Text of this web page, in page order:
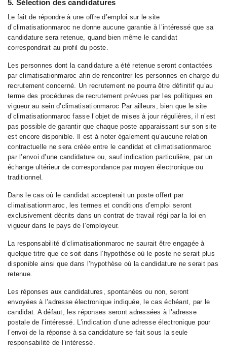
5. Sélection des candidatures
Le fait de répondre à une offre d’emploi sur le site
d’climatisationmaroc ne donne aucune garantie à l’intéressé que sa
candidature sera retenue, quand bien même le candidat
correspondrait au profil du poste.
Les personnes dont la candidature a été retenue seront contactées
par climatisationmaroc afin de rencontrer les personnes en charge du
recrutement concerné. Un recrutement ne pourra être définitif qu’au
terme des procédures de recrutement prévues par les politiques en
vigueur au sein d’climatisationmaroc Par ailleurs, bien que le site
d’climatisationmaroc fasse l’objet de mises à jour régulières, il n’est
pas possible de garantir que chaque poste apparaissant sur son site
est encore disponible. Il est à noter également qu’aucune relation
contractuelle ne sera créée entre le candidat et climatisationmaroc
par l’envoi d’une candidature ou, sauf indication particulière, par un
échange ultérieur de correspondance par moyen électronique ou
traditionnel.
Dans le cas où le candidat accepterait un poste offert par
climatisationmaroc, les termes et conditions d’emploi seront
exclusivement décrits dans un contrat de travail régi par la loi en
vigueur dans le pays de l’employeur.
La responsabilité d’climatisationmaroc ne saurait être engagée à
quelque titre que ce soit dans l’hypothèse où le poste ne serait plus
disponible ainsi que dans l’hypothèse où la candidature ne serait pas
retenue.
Les réponses aux candidatures, spontanées ou non, seront
envoyées à l’adresse électronique indiquée, le cas échéant, par le
candidat. A défaut, les réponses seront adressées à l’adresse
postale de l’intéressé. L’indication d’une adresse électronique pour
l’envoi de la réponse à sa candidature se fait sous la seule
responsabilité de l’intéressé.